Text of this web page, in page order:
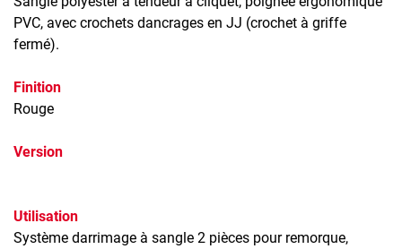
PVC, avec crochets dancrages en JJ (crochet à griffe
fermé).
Finition
Rouge
Version
Utilisation
Système darrimage à sangle 2 pièces pour remorque,